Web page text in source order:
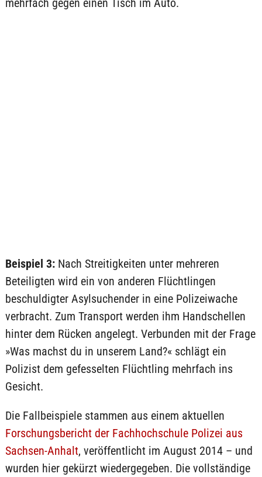
mehrfach gegen einen Tisch im Auto.
Beispiel 3:Nach Streitigkeiten unter mehreren
Beteiligten wird ein von anderen Flüchtlingen
beschuldigter Asylsuchender in eine Polizeiwache
verbracht. Zum Transport werden ihm Handschellen
hinter dem Rücken angelegt. Verbunden mit der Frage
»Was machst du in unserem Land?« schlägt ein
Polizist dem gefesselten Flüchtling mehrfach ins
Gesicht.
Die Fallbeispiele stammen aus einem aktuellen
Forschungsbericht der Fachhochschule Polizei aus
Sachsen-Anhalt, veröffentlicht im August 2014 – und
wurden hier gekürzt wiedergegeben. Die vollständige